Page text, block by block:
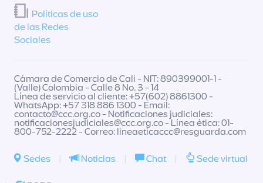
Políticas de uso
de las Redes
Sociales
Cámara de Comercio de Cali - NIT: 890399001-1 -
(Valle) Colombia - Calle 8 No. 3 - 14
Línea de servicio al cliente: +57(602) 8861300 -
WhatsApp: +57 318 886 1300 - Email:
contacto@ccc.org.co- Notificaciones judiciales:
notificacionesjudiciales@ccc.org.co- Línea ética: 01-
800-752-2222 - Correo: lineaeticaccc@resguarda.com
Sedes | Noticias | Chat | Sede virtual